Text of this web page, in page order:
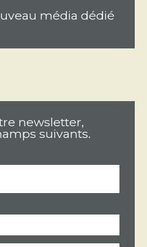
média dédié
newsletter,
suivants.